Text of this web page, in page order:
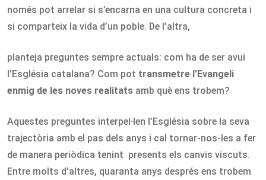
només pot arrelar si s’encarna en una cultura concreta i
si comparteix la vida d’un poble. De l’altra,
planteja preguntes sempre actuals: com ha de ser avui
l’Església catalana? Com pot transmetre l’Evangeli
enmig de les noves realitats amb què ens trobem?
Aquestes preguntes interpel·len l’Església sobre la seva
trajectòria amb el pas dels anys i cal tornar-nos-les a fer
de manera periòdica tenint presents els canvis viscuts.
Entre molts d’altres, quaranta anys després ens trobem